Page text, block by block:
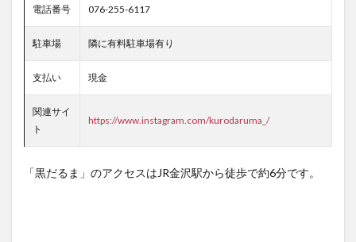
電話番号 076-255-6117
駐車場 隣に有料駐車場有り
支払い 現金
関連サイ
ト
https://www.instagram.com/kurodaruma_/
「黒だるま」のアクセスはJR金沢駅から徒歩で約6分です。